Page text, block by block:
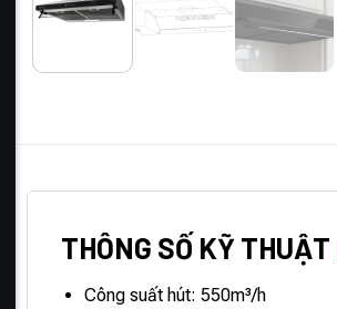
THÔNG SỐ KỸ THUẬT
Công suất hút: 550m³/h